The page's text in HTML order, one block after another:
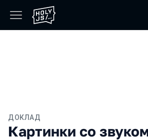
ДОКЛАД
Картинки со